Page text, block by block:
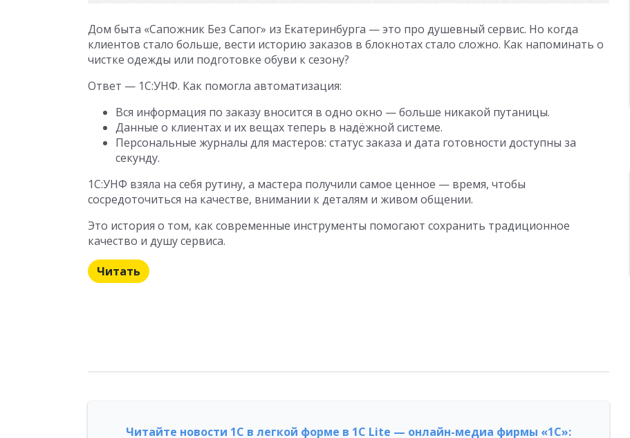
Дом быта «Сапожник Без Сапог» из Екатеринбурга — это про душевный сервис. Но когда
клиентов стало больше, вести историю заказов в блокнотах стало сложно. Как напоминать о
чистке одежды или подготовке обуви к сезону?
Ответ — 1С:УНФ. Как помогла автоматизация:
Вся информация по заказу вносится в одно окно — больше никакой путаницы.
Данные о клиентах и их вещах теперь в надёжной системе.
Персональные журналы для мастеров: статус заказа и дата готовности доступны за
секунду.
1С:УНФ взяла на себя рутину, а мастера получили самое ценное — время, чтобы
сосредоточиться на качестве, внимании к деталям и живом общении.
Это история о том, как современные инструменты помогают сохранить традиционное
качество и душу сервиса.
Читать
Читайте новости 1С в легкой форме в 1С Lite — онлайн-медиа фирмы «1С»: